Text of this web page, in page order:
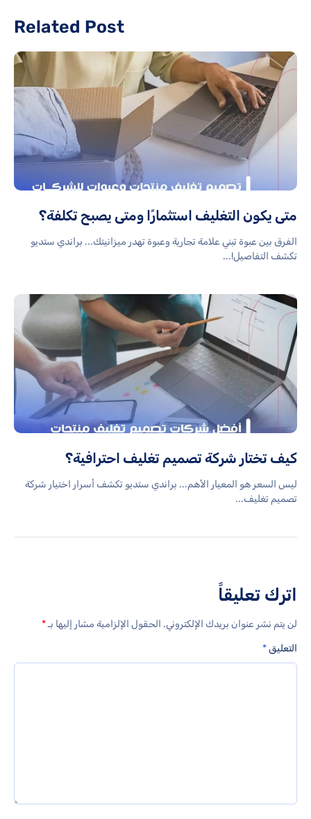
Related Post
متى يكون التغليف استثمارًا ومتى يصبح تكلفة؟
الفرق بين عبوة تبني علامة تجارية وعبوة تهدر ميزانيتك... براندي ستديو
تكشف التفاصيل!...
كيف تختار شركة تصميم تغليف احترافية؟
ليس السعر هو المعيار الأهم... براندي ستديو تكشف أسرار اختيار شركة
تصميم تغليف...
اترك تعليقاً
لن يتم نشر عنوان بريدك الإلكتروني. الحقول الإلزامية مشار إليها بـ*
التعليق*